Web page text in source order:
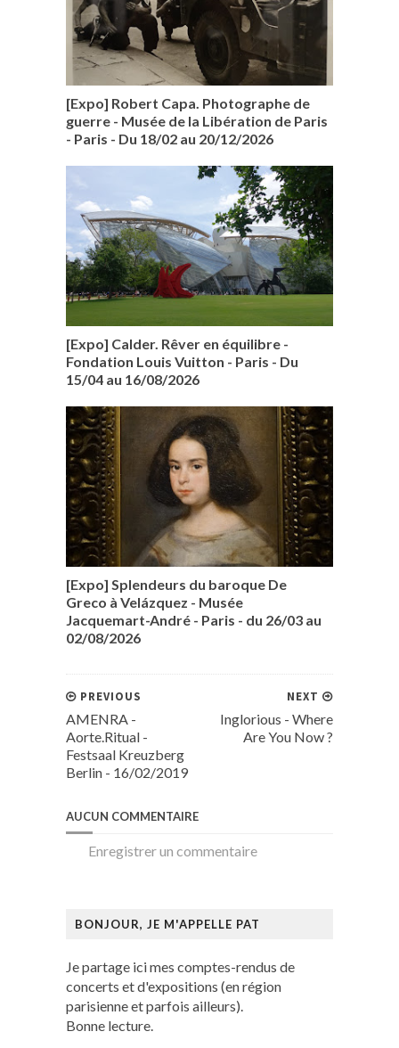
[Expo] Robert Capa. Photographe de
guerre - Musée de la Libération de Paris
- Paris - Du 18/02 au 20/12/2026
[Expo] Calder. Rêver en équilibre -
Fondation Louis Vuitton - Paris - Du
15/04 au 16/08/2026
[Expo] Splendeurs du baroque De
Greco à Velázquez - Musée
Jacquemart-André - Paris - du 26/03 au
02/08/2026
NEXT
Inglorious - Where
Are You Now ?
PREVIOUS
AMENRA -
Aorte.Ritual -
Festsaal Kreuzberg
Berlin - 16/02/2019
AUCUN COMMENTAIRE
Enregistrer un commentaire
BONJOUR, JE M'APPELLE PAT
Je partage ici mes comptes-rendus de
concerts et d'expositions (en région
parisienne et parfois ailleurs).
Bonne lecture.